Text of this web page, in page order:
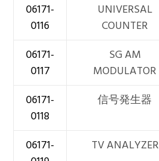
06171-
0116
UNIVERSAL
COUNTER
06171-
0117
SG AM
MODULATOR
06171-
0118
信号発生器
06171-
TV ANALYZER